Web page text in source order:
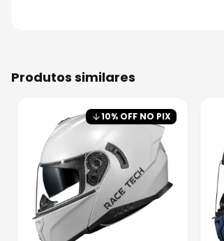
produtos similares
10% OFF NO PIX